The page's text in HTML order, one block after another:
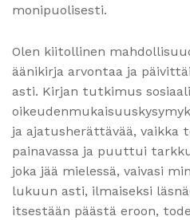
monipuolisesti.
Olen kiitollinen
äänikirja arvontaa ja
asti. Kirjan tutkimus
ja ajatusherättävää, vaikka
painavassa ja puuttui
joka jää mielessä, vaivasi
lukuun asti, ilmaiseksi
itsestään päästä eroon,